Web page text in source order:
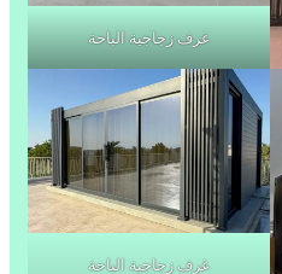
غرف زجاجية الباحة
غرف زجاجية الباحة